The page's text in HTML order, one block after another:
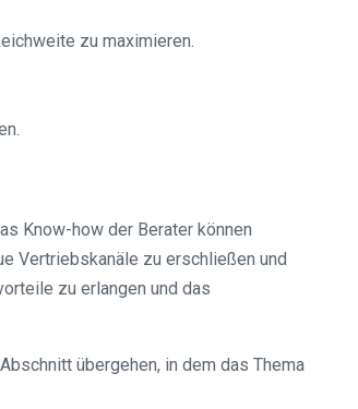
zu maximieren.
Know-how der Berater können
Vertriebskanäle zu erschließen und
zu erlangen und das
übergehen, in dem das Thema